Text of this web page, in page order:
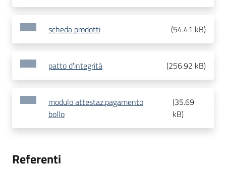
scheda prodotti (54.41 kB)
patto d'integrità (256.92 kB)
modulo attestaz.pagamento
bollo
(35.69
kB)
Referenti